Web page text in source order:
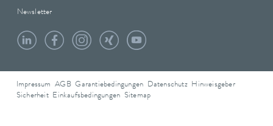
Newsletter
Impressum AGB Garantiebedingungen Datenschutz Hinweisgeber
Sicherheit Einkaufsbedingungen Sitemap